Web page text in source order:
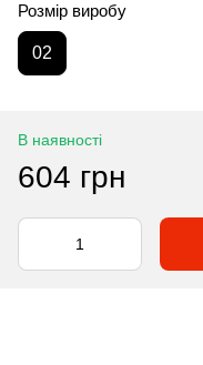
Розмір виробу
02
В наявності
604 грн